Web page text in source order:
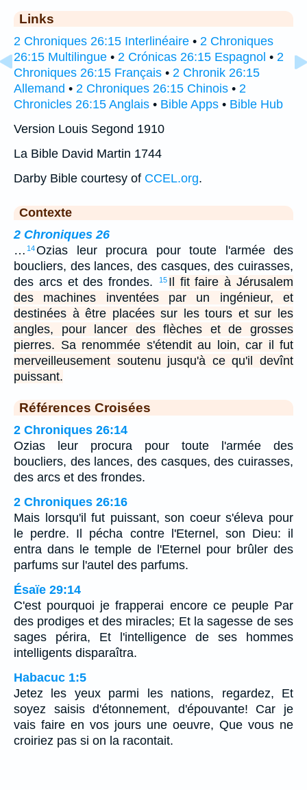
Links
2 Chroniques 26:15 Interlinéaire • 2 Chroniques
26:15 Multilingue • 2 Crónicas 26:15 Espagnol • 2
Chroniques 26:15 Français • 2 Chronik 26:15
Allemand • 2 Chroniques 26:15 Chinois • 2
Chronicles 26:15 Anglais • Bible Apps • Bible Hub
Version Louis Segond 1910
La Bible David Martin 1744
Darby Bible courtesy of CCEL.org.
Contexte
2 Chroniques 26
… 14Ozias leur procura pour toute l'armée des
boucliers, des lances, des casques, des cuirasses,
des arcs et des frondes.
15 Il fit faire à Jérusalem
des machines inventées par un ingénieur, et
destinées à être placées sur les tours et sur les
angles, pour lancer des flèches et de grosses
pierres. Sa renommée s'étendit au loin, car il fut
merveilleusement soutenu jusqu'à ce qu'il devînt
puissant.
Références Croisées
2 Chroniques 26:14
Ozias leur procura pour toute l'armée des
boucliers, des lances, des casques, des cuirasses,
des arcs et des frondes.
2 Chroniques 26:16
Mais lorsqu'il fut puissant, son coeur s'éleva pour
le perdre. Il pécha contre l'Eternel, son Dieu: il
entra dans le temple de l'Eternel pour brûler des
parfums sur l'autel des parfums.
Ésaïe 29:14
C'est pourquoi je frapperai encore ce peuple Par
des prodiges et des miracles; Et la sagesse de ses
sages périra, Et l'intelligence de ses hommes
intelligents disparaîtra.
Habacuc 1:5
Jetez les yeux parmi les nations, regardez, Et
soyez saisis d'étonnement, d'épouvante! Car je
vais faire en vos jours une oeuvre, Que vous ne
croiriez pas si on la racontait.